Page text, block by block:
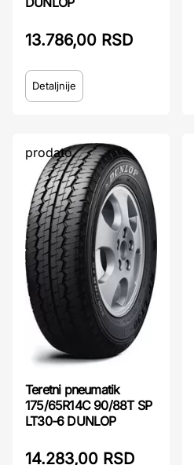
13.786,00 RSD
Detaljnije
prodato
Teretni pneumatik
175/65R14C 90/88T SP
LT30-6 DUNLOP
14.283,00 RSD